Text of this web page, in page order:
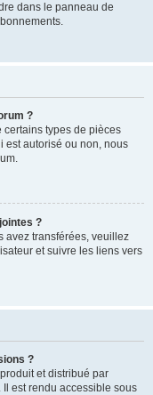
dans le panneau de
?
types de pièces
est autorisé ou non, nous
?
avez transférées, veuillez
et suivre les liens vers
?
et distribué par
est rendu accessible sous